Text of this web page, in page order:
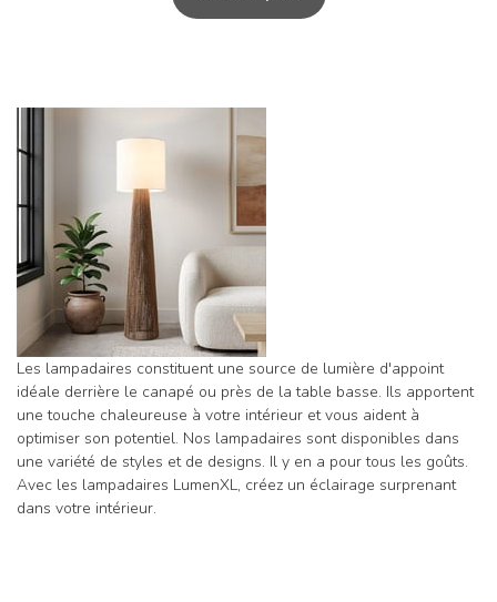
Les lampadaires constituent une source de lumière d'appoint
idéale derrière le canapé ou près de la table basse. Ils apportent
une touche chaleureuse à votre intérieur et vous aident à
optimiser son potentiel. Nos lampadaires sont disponibles dans
une variété de styles et de designs. Il y en a pour tous les goûts.
Avec les lampadaires LumenXL, créez un éclairage surprenant
dans votre intérieur.